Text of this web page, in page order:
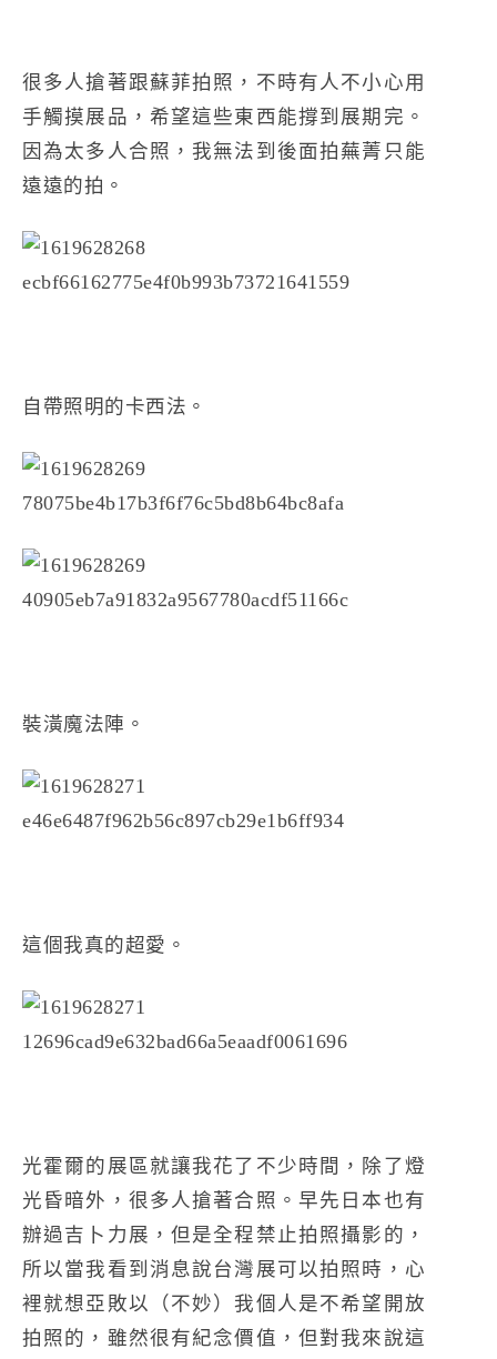
很多人搶著跟蘇菲拍照，不時有人不小心用
手觸摸展品，希望這些東西能撐到展期完。
因為太多人合照，我無法到後面拍蕪菁只能
遠遠的拍。
自帶照明的卡西法。
裝潢魔法陣。
這個我真的超愛。
光霍爾的展區就讓我花了不少時間，除了燈
光昏暗外，很多人搶著合照。早先日本也有
辦過吉卜力展，但是全程禁止拍照攝影的，
所以當我看到消息說台灣展可以拍照時，心
裡就想亞敗以（不妙）我個人是不希望開放
拍照的，雖然很有紀念價值，但對我來說這